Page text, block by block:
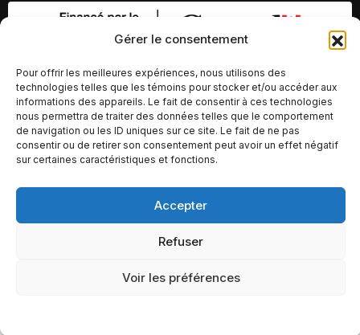
Gérer le consentement
Pour offrir les meilleures expériences, nous utilisons des
technologies telles que les témoins pour stocker et/ou accéder aux
informations des appareils. Le fait de consentir à ces technologies
nous permettra de traiter des données telles que le comportement
de navigation ou les ID uniques sur ce site. Le fait de ne pas
consentir ou de retirer son consentement peut avoir un effet négatif
sur certaines caractéristiques et fonctions.
Accepter
Refuser
Voir les préférences
© Copyright 2026 – Altomédia Inc |
Ce site internet a été conçu et développé par Chameleon Ideas